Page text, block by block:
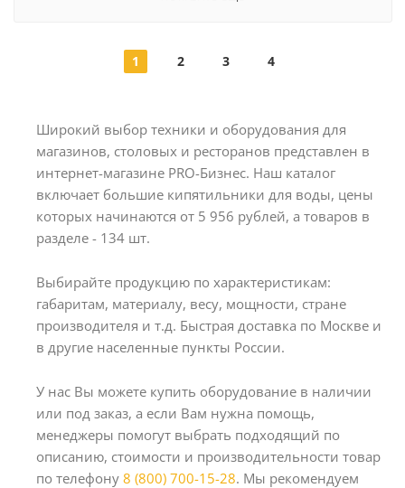
1 2 3 4
Широкий выбор техники и оборудования для
магазинов, столовых и ресторанов представлен в
интернет-магазине PRO-Бизнес. Наш каталог
включает большие кипятильники для воды, цены
которых начинаются от 5 956 рублей, а товаров в
разделе - 134 шт.
Выбирайте продукцию по характеристикам:
габаритам, материалу, весу, мощности, стране
производителя и т.д. Быстрая доставка по Москве и
в другие населенные пункты России.
У нас Вы можете купить оборудование в наличии
или под заказ, а если Вам нужна помощь,
менеджеры помогут выбрать подходящий по
описанию, стоимости и производительности товар
по телефону 8 (800) 700-15-28. Мы рекомендуем